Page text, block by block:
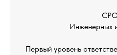
Инженерных
Первый уровень